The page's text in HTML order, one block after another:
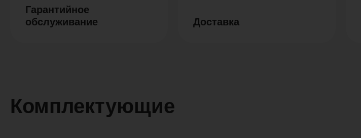
Гарантийное
обслуживание
Доставка
Комплектующие